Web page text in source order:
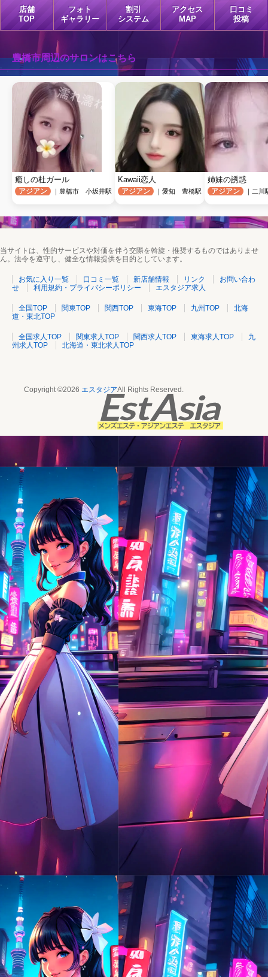
店舗
TOP
フォト
ギャラリー
割引
システム
アクセス
MAP
口コミ
投稿
豊橋市周辺のサロンはこちら
癒しの杜ガール
アジアン ｜豊橋市 小坂井駅
Kawaii恋人
アジアン ｜愛知 豊橋駅
姉妹の誘惑
アジアン ｜二川
当サイトは、性的サービスや対価を伴う交際を斡旋・推奨するものではありませ
ん。法令を遵守し、健全な情報提供を目的としています。
お気に入り一覧 口コミ一覧 新店舗情報 リンク
お問い合わ
せ
利用規約・プライバシーポリシー エスタジア求人
全国TOP 関東TOP 関西TOP 東海TOP 九州TOP
北海
道・東北TOP
全国求人TOP 関東求人TOP 関西求人TOP 東海求人TOP
九
州求人TOP
北海道・東北求人TOP
Copyright ©2026 エスタジアAll Rights Reserved.